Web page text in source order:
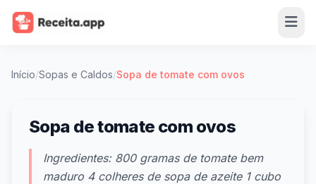
Início/Sopas e Caldos/Sopa de tomate com ovos
Sopa de tomate com ovos
Ingredientes: 800 gramas de tomate bem
maduro 4 colheres de sopa de azeite 1 cubo